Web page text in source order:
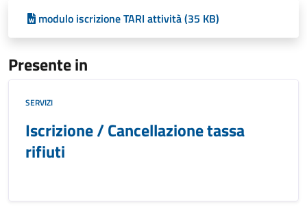
modulo iscrizione TARI attività (35 KB)
Presente in
SERVIZI
Iscrizione / Cancellazione tassa
rifiuti